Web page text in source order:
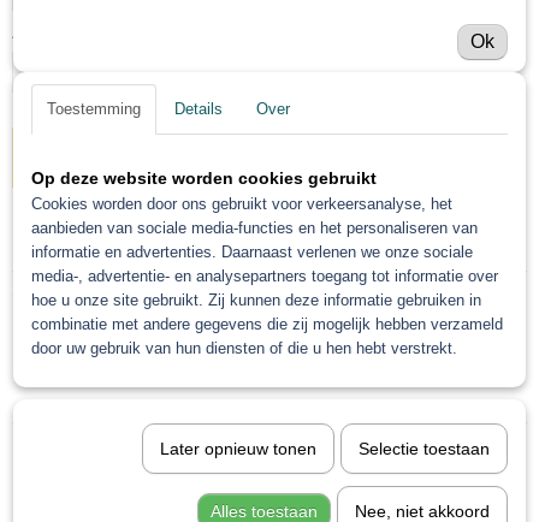
Aantal
Specificaties
Netto gewicht
1,00 Kg
Bruto gewicht
Omschrijving
colomix verdunning
Save
Ok
Toestemming Details Over
Op deze website worden cookies gebruikt
Cookies worden door ons gebruikt voor verkeersanalyse, het
aanbieden van sociale media-functies en het personaliseren van
informatie en advertenties. Daarnaast verlenen we onze sociale
media-, advertentie- en analysepartners toegang tot informatie over
hoe u onze site gebruikt. Zij kunnen deze informatie gebruiken in
combinatie met andere gegevens die zij mogelijk hebben verzameld
door uw gebruik van hun diensten of die u hen hebt verstrekt.
Later opnieuw tonen Selectie toestaan
Alles toestaan Nee, niet akkoord